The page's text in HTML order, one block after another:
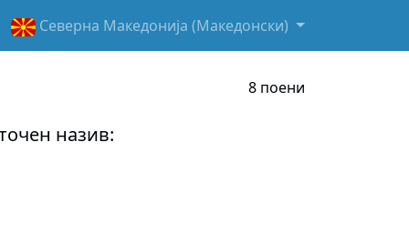
Северна Македонија (Македонски)
8 поени
назив: